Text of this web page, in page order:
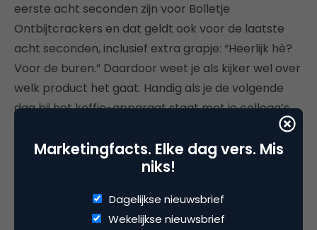
eerste acht seconden zijn voor Bolletje
Ontbijtcrackers en dat geldt ook voor de laatste
acht seconden, inclusief extra grapje: “Heerlijk hè?
Voor de buren.” Daardoor weet je als kijker wel over
welk product het gaat. Handig als je de volgende
dag bij het koffie-apparaat staat met je collega’s
en je ze wilt vertellen over die leuke commercial.
Deel dit artikel
Marketingfacts. Elke dag vers. Mis
niks!
Dagelijkse nieuwsbrief
Wekelijkse nieuwsbrief